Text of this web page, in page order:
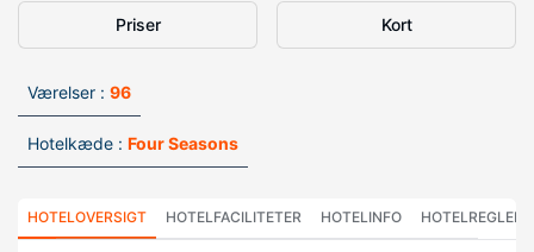
Priser Kort
Værelser : 96
Hotelkæde : Four Seasons
HOTELOVERSIGT HOTELFACILITETER HOTELINFO HOTELREGLER